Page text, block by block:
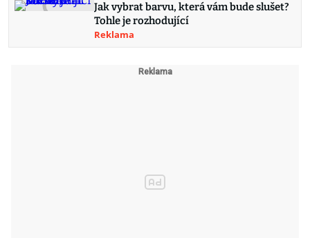
Jak vybrat barvu, která vám bude slušet?
Tohle je rozhodující
Reklama